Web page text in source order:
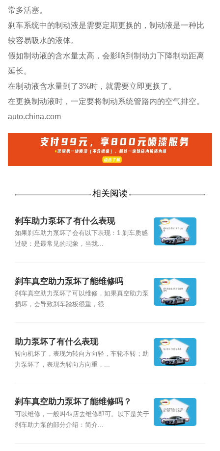
常多活塞。
刹车系统中的制动液是需要定期更换的，制动液是一种比
较容易吸水的液体。
假如制动液的含水量太高，会影响到制动力下降制动距离
延长。
在制动液含水量到了3%时，就需要立即更换了。
在更换制动液时，一定要将制动系统管路内的空气排空。
auto.china.com
相关阅读
刹车助力泵坏了有什么表现
如果刹车助力泵坏了会有以下表现：1.刹车质感
过硬：是最常见的现象，当我...
刹车真空助力泵坏了能维修吗
刹车真空助力泵坏了可以维修，如果真空助力泵
损坏，会导致刹车踏板很重，很...
助力泵坏了有什么表现
转向机坏了，表现为转向方向轻，车轮不转；助
力泵坏了，表现为转向方向重，...
刹车真空助力泵坏了能维修吗？
可以维修，一般叫4s店去维修即可。以下是关于
刹车助力泵的部分介绍：简介...